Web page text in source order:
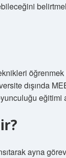
dışında
eğitimi
ayna